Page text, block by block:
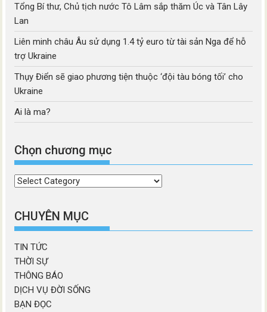
Tổng Bí thư, Chủ tịch nước Tô Lâm sắp thăm Úc và Tân Lây
Lan
Liên minh châu Âu sử dụng 1.4 tỷ euro từ tài sản Nga để hỗ
trợ Ukraine
Thụy Điển sẽ giao phương tiện thuộc ‘đội tàu bóng tối’ cho
Ukraine
Ai là ma?
Chọn chương mục
Chọn
mục
CHUYÊN MỤC
TIN TỨC
THỜI SỰ
THÔNG BÁO
DỊCH VỤ ĐỜI SỐNG
BẠN ĐỌC